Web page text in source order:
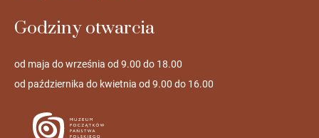
Godziny otwarcia
od maja do września od 9.00 do 18.00
od października do kwietnia od 9.00 do 16.00